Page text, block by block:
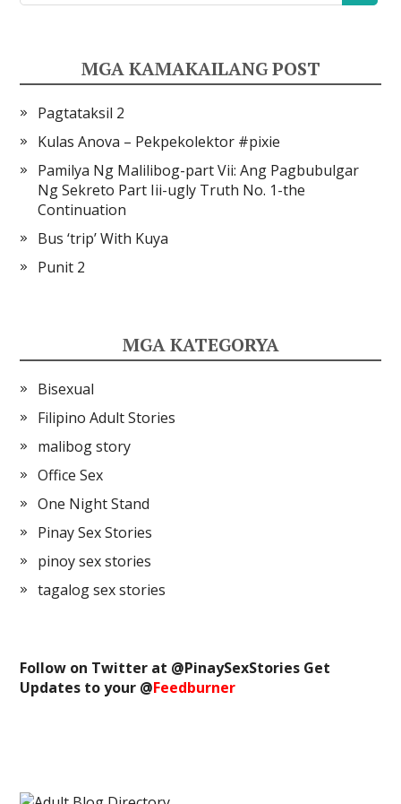
MGA KAMAKAILANG POST
Pagtataksil 2
Kulas Anova – Pekpekolektor #pixie
Pamilya Ng Malilibog-part Vii: Ang Pagbubulgar
Ng Sekreto Part Iii-ugly Truth No. 1-the
Continuation
Bus ‘trip’ With Kuya
Punit 2
MGA KATEGORYA
Bisexual
Filipino Adult Stories
malibog story
Office Sex
One Night Stand
Pinay Sex Stories
pinoy sex stories
tagalog sex stories
Follow on Twitter at @PinaySexStories Get
Updates to your @Feedburner